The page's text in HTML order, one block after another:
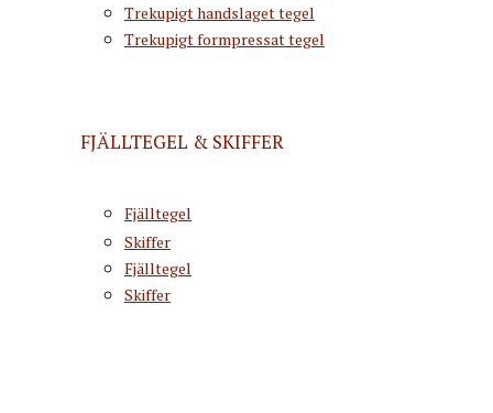
Trekupigt handslaget tegel
Trekupigt formpressat tegel
FJÄLLTEGEL & SKIFFER
Fjälltegel
Skiffer
Fjälltegel
Skiffer